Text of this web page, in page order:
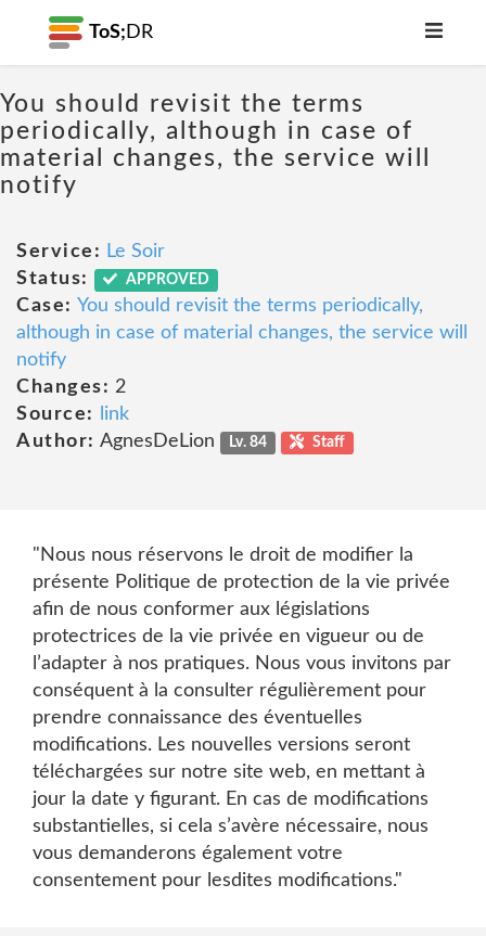
ToS; DR
You should revisit the terms
periodically, although in case of
material changes, the service will
notify
Service: Le Soir
Status:
APPROVED
Case: You should revisit the terms periodically,
although in case of material changes, the service will
notify
Changes: 2
Source:
link
Author: AgnesDeLion Lv. 84 Staff
"Nous nous réservons le droit de modifier la
présente Politique de protection de la vie privée
afin de nous conformer aux législations
protectrices de la vie privée en vigueur ou de
l’adapter à nos pratiques. Nous vous invitons par
conséquent à la consulter régulièrement pour
prendre connaissance des éventuelles
modifications. Les nouvelles versions seront
téléchargées sur notre site web, en mettant à
jour la date y figurant. En cas de modifications
substantielles, si cela s’avère nécessaire, nous
vous demanderons également votre
consentement pour lesdites modifications."